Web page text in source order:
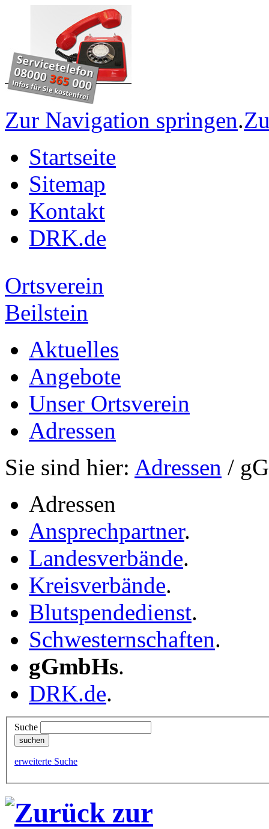
Zur Navigation springen.
Startseite
Sitemap
Kontakt
DRK.de
Ortsverein
Beilstein
Aktuelles
Angebote
Unser Ortsverein
Adressen
Sie sind hier: Adressen /
Adressen
Ansprechpartner.
Landesverbände.
Kreisverbände.
Blutspendedienst.
Schwesternschaften.
gGmbHs.
DRK.de.
Suche
erweiterte Suche